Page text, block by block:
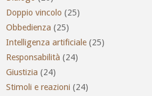
Doppio vincolo (25)
Obbedienza (25)
Intelligenza artificiale (25)
Responsabilità (24)
Giustizia (24)
Stimoli e reazioni (24)